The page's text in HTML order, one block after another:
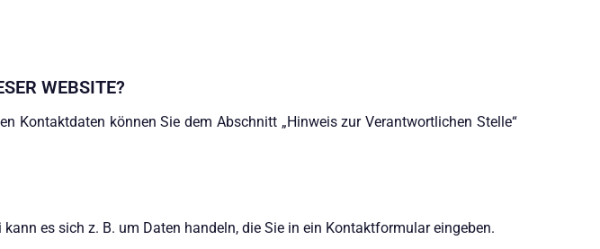
WEBSITE?
Kontaktdaten können Sie dem Abschnitt „Hinweis zur Verantwortlichen Stelle“
es sich z. B. um Daten handeln, die Sie in ein Kontaktformular eingeben.